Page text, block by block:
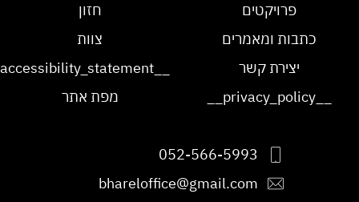
פרויקטים
חזון
כתבות ומאמרים
צוות
יצירת קשר
מפת אתר
052-566-5993
bhareloffice@gmail.com